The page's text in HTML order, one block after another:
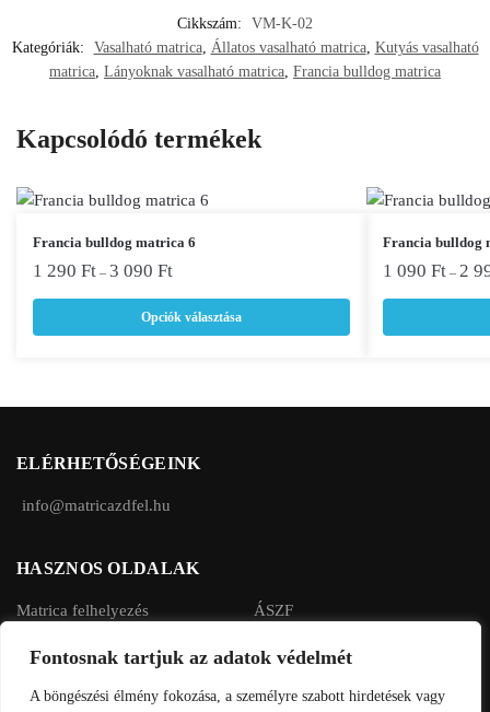
Fontosnak tartjuk az adatok védelmét
A böngészési élmény fokozása, a személyre szabott hirdetések vagy
Cikkszám:
VM-K-02
Kategóriák:
Vasalható matrica, Állatos vasalható matrica, Kutyás vasalható
matrica, Lányoknak vasalható matrica, Francia bulldog matrica
Kapcsolódó termékek
Francia bulldog matrica 6
1 290 Ft – 3 090 Ft
Opciók választása
Ennek
a
terméknek
választhatók
Francia bulldog
1 090 Ft – 2
Ennek
a
terméknek
ELÉRHETŐSÉGEINK
info@matricazdfel.hu
HASZNOS OLDALAK
Matrica felhelyezés
Rendelés menete
ÁSZF
Adatvédelmi tájékoztató